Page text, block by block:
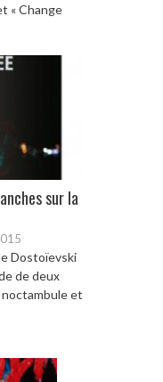
« Change
sur la
Dostoïevski
de deux
et